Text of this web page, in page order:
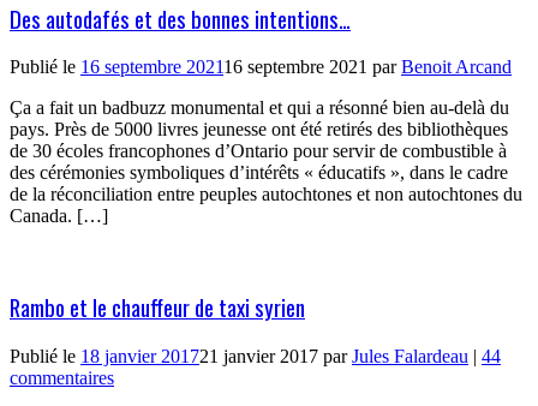
Des autodafés et des bonnes intentions…
Publié le 16 septembre 202116 septembre 2021 parBenoit Arcand
Ça a fait un badbuzz monumental et qui a résonné bien au-delà du
pays. Près de 5000 livres jeunesse ont été retirés des bibliothèques
de 30 écoles francophones d’Ontario pour servir de combustible à
des cérémonies symboliques d’intérêts « éducatifs », dans le cadre
de la réconciliation entre peuples autochtones et non autochtones du
Canada. […]
Rambo et le chauffeur de taxi syrien
Publié le 18 janvier 201721 janvier 2017 parJules Falardeau | 44
commentaires